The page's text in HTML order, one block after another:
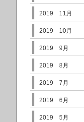
2019 11月
2019 10月
2019 9月
2019 8月
2019 7月
2019 6月
2019 5月